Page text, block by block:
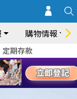
購物情報
定期存款